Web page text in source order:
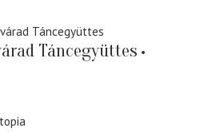
Táncegyüttes
Táncegyüttes